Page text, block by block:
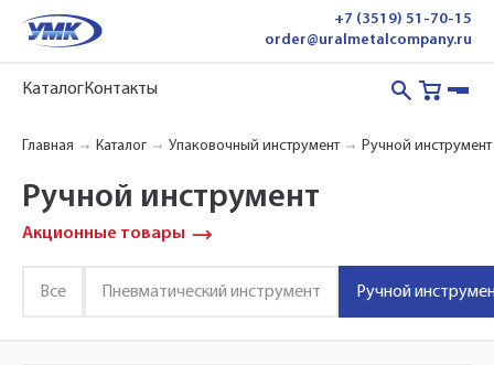
+7 (3519) 51-70-15
order@uralmetalcompany.ru
КаталогКонтакты
Главная Каталог Упаковочный инструмент Ручной инструмент
Ручной инструмент
Акционные товары
Все Пневматический инструмент Ручной